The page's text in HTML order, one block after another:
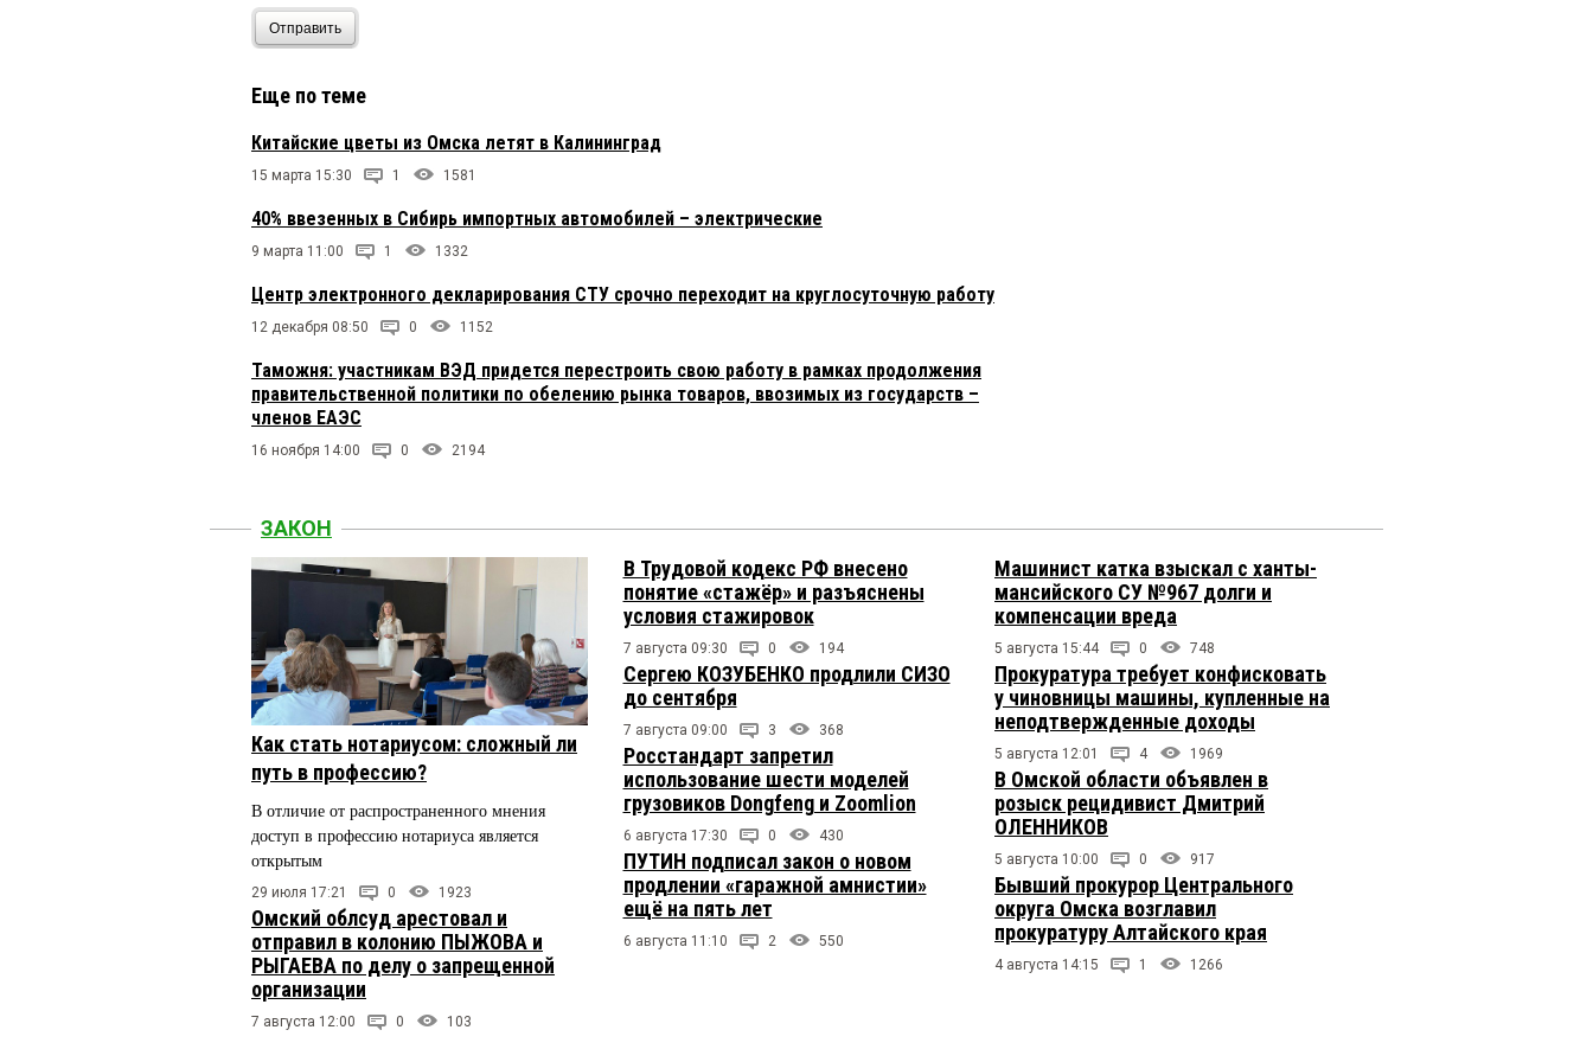
Отправить
Еще по теме
Китайские цветы из Омска летят в Калининград
15 марта 15:30 1 1581
40% ввезенных в Сибирь импортных автомобилей – электрические
9 марта 11:00 1 1332
Центр электронного декларирования СТУ срочно переходит на круглосуточную работу
12 декабря 08:50 0 1152
Таможня: участникам ВЭД придется перестроить свою работу в рамках продолжения
правительственной политики по обелению рынка товаров, ввозимых из государств –
членов ЕАЭС
16 ноября 14:00 0 2194
ЗАКОН
Как стать нотариусом: сложный ли
путь в профессию?
В отличие от распространенного мнения
доступ в профессию нотариуса является
открытым
29 июля 17:21 0 1923
Омский облсуд арестовал и
отправил в колонию ПЫЖОВА и
РЫГАЕВА по делу о запрещенной
организации
7 августа 12:00 0 103
В Трудовой кодекс РФ внесено
понятие «стажёр» и разъяснены
условия стажировок
7 августа 09:30 0 194
Сергею КОЗУБЕНКО продлили СИЗО
до сентября
7 августа 09:00 3 368
Росстандарт запретил
использование шести моделей
грузовиков Dongfeng и Zoomlion
6 августа 17:30 0 430
ПУТИН подписал закон о новом
продлении «гаражной амнистии»
ещё на пять лет
6 августа 11:10 2 550
Машинист катка взыскал с ханты-
мансийского СУ №967 долги и
компенсации вреда
5 августа 15:44 0 748
Прокуратура требует конфисковать
у чиновницы машины, купленные на
неподтвержденные доходы
5 августа 12:01 4 1969
В Омской области объявлен в
розыск рецидивист Дмитрий
ОЛЕННИКОВ
5 августа 10:00 0 917
Бывший прокурор Центрального
округа Омска возглавил
прокуратуру Алтайского края
4 августа 14:15 1 1266